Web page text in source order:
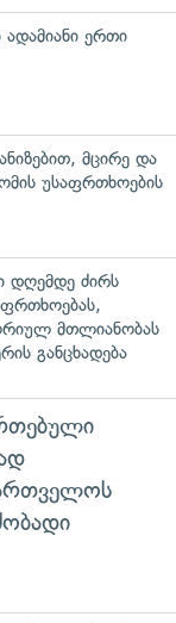
ადამიანი ერთი
მცირე და
უსაფრთხოების
დღემდე ძირს
მთლიანობას
განცხადება